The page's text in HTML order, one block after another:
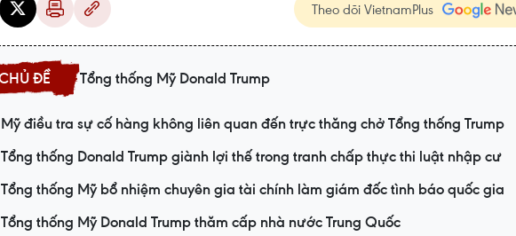
Theo dõi VietnamPlus
Tổng thống Mỹ Donald Trump
Mỹ điều tra sự cố hàng không liên quan đến trực thăng chở Tổng thống Trump
Tổng thống Donald Trump giành lợi thế trong tranh chấp thực thi luật nhập cư
Tổng thống Mỹ bổ nhiệm chuyên gia tài chính làm giám đốc tình báo quốc gia
Tổng thống Mỹ Donald Trump thăm cấp nhà nước Trung Quốc